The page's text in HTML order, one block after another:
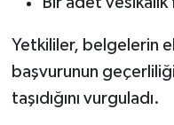
Yetkililer, belgelerin
başvurunun
taşıdığını vurguladı.